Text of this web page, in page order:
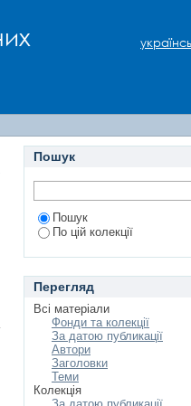
Пошук
Пошук
По цій колекції
Перегляд
Всі матеріали
Фонди та колекції
За датою публикації
Автори
Заголовки
Теми
Колекція